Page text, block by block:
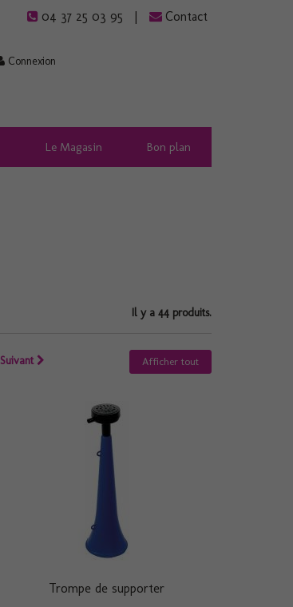
04 37 25 03 95 Contact
Connexion
Le Magasin Bon plan
Il y a 44 produits.
Afficher tout
Suivant
Trompe de supporter